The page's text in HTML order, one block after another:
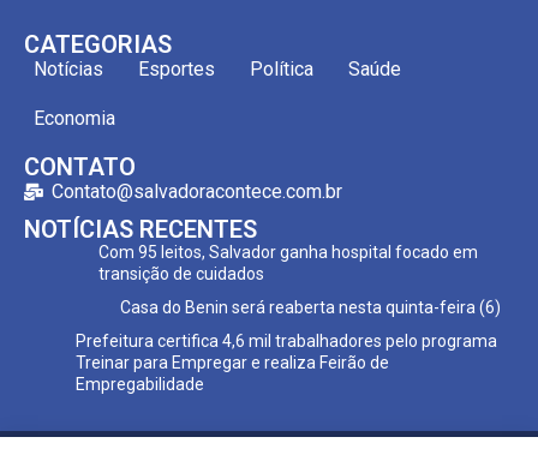
CATEGORIAS
Notícias Esportes Política Saúde
Economia
CONTATO
Contato@salvadoracontece.com.br
NOTÍCIAS RECENTES
Com 95 leitos, Salvador ganha hospital focado em
transição de cuidados
Casa do Benin será reaberta nesta quinta-feira (6)
Prefeitura certifica 4,6 mil trabalhadores pelo programa
Treinar para Empregar e realiza Feirão de
Empregabilidade